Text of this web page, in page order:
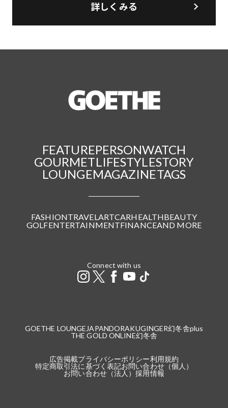
詳しくみる
FEATUREPERSONWATCH
GOURMETLIFESTYLESTORY
LOUNGEMAGAZINETAGS
FASHIONTRAVELARTCARHEALTHBEAUTY
GOLFENTERTAINMENTFINANCEAND MORE
Connect with us
GOETHE LOUNGEJAPANDORAKUGINGER幻冬舎plus
THE GOLD ONLINE幻冬舎
広告掲載プライバシーポリシー利用規約
特定商取引法に基づく表記お問い合わせ（個人）
お問い合わせ（法人）採用情報